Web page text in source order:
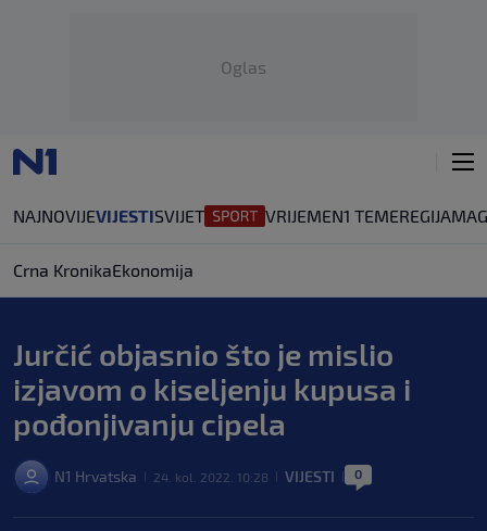
Oglas
NAJNOVIJEVIJESTISVIJET VRIJEMEN1 TEMEREGIJA
Crna KronikaEkonomija
Jurčić objasnio što je mislio
izjavom o kiseljenju kupusa i
pođonjivanju cipela
N1 Hrvatska 24. kol. 2022. 10:28 VIJESTI 0